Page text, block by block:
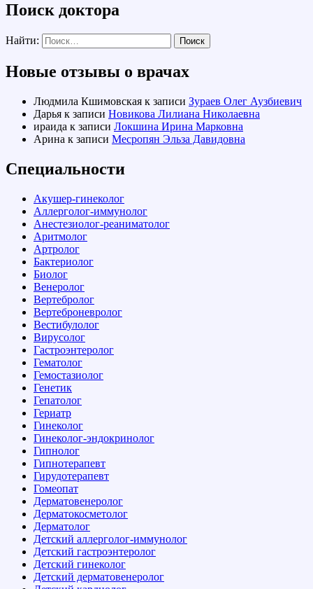
Поиск доктора
Найти:
Новые отзывы о врачах
Людмила Кшимовская к записи Зураев Олег Аузбиевич
Дарья к записи Новикова Лилиана Николаевна
ираида к записи Локшина Ирина Марковна
Арина к записи Месропян Эльза Давидовна
Специальности
Акушер-гинеколог
Аллерголог-иммунолог
Анестезиолог-реаниматолог
Аритмолог
Артролог
Бактериолог
Биолог
Венеролог
Вертебролог
Вертеброневролог
Вестибулолог
Вирусолог
Гастроэнтеролог
Гематолог
Гемостазиолог
Генетик
Гепатолог
Гериатр
Гинеколог
Гинеколог-эндокринолог
Гипнолог
Гипнотерапевт
Гирудотерапевт
Гомеопат
Дерматовенеролог
Дерматокосметолог
Дерматолог
Детский аллерголог-иммунолог
Детский гастроэнтеролог
Детский гинеколог
Детский дерматовенеролог